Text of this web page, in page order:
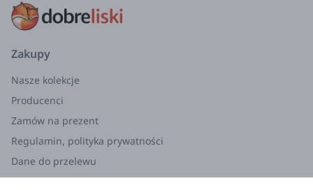
Zakupy
Nasze kolekcje
Producenci
Zamów na prezent
Regulamin, polityka prywatności
Dane do przelewu
Zwroty, wymiana, reklamacja